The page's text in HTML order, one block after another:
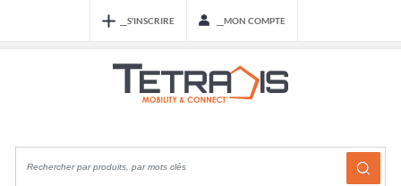
__S'INSCRIRE __MON COMPTE